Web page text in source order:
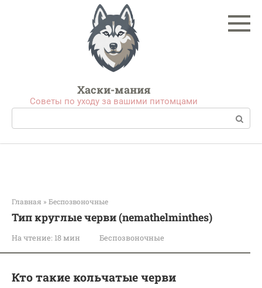
Хаски-мания
Советы по уходу за вашими питомцами
Поиск:
Главная » Беспозвоночные
Тип круглые черви (nemathelminthes)
На чтение: 18 мин Беспозвоночные
Кто такие кольчатые черви